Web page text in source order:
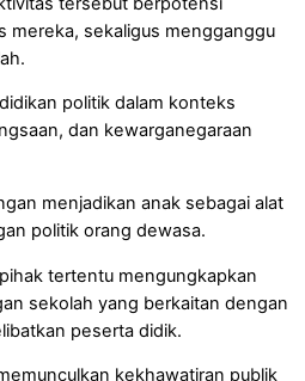
mereka, sekaligus mengganggu
politik dalam konteks
dan kewarganegaraan
menjadikan anak sebagai alat
politik orang dewasa.
tertentu mengungkapkan
sekolah yang berkaitan dengan
peserta didik.
kekhawatiran publik